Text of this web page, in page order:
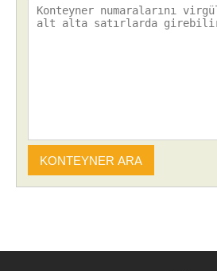
KONTEYNER ARA